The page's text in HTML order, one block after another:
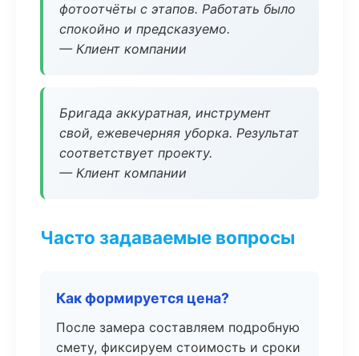
фотоотчёты с этапов. Работать было
спокойно и предсказуемо.
— Клиент компании
Бригада аккуратная, инструмент
свой, ежевечерняя уборка. Результат
соответствует проекту.
— Клиент компании
Часто задаваемые вопросы
Как формируется цена?
После замера составляем подробную
смету, фиксируем стоимость и сроки